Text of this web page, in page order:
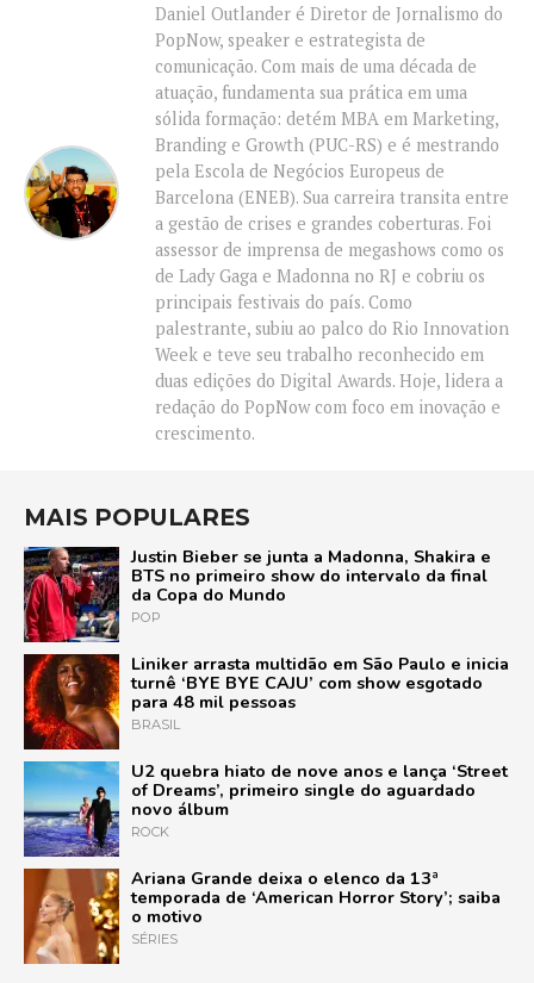
Daniel Outlander é Diretor de Jornalismo do
PopNow, speaker e estrategista de
comunicação. Com mais de uma década de
atuação, fundamenta sua prática em uma
sólida formação: detém MBA em Marketing,
Branding e Growth (PUC-RS) e é mestrando
pela Escola de Negócios Europeus de
Barcelona (ENEB). Sua carreira transita entre
a gestão de crises e grandes coberturas. Foi
assessor de imprensa de megashows como os
de Lady Gaga e Madonna no RJ e cobriu os
principais festivais do país. Como
palestrante, subiu ao palco do Rio Innovation
Week e teve seu trabalho reconhecido em
duas edições do Digital Awards. Hoje, lidera a
redação do PopNow com foco em inovação e
crescimento.
MAIS POPULARES
Justin Bieber se junta a Madonna, Shakira e
BTS no primeiro show do intervalo da final
da Copa do Mundo
POP
Liniker arrasta multidão em São Paulo e inicia
turnê ‘BYE BYE CAJU’ com show esgotado
para 48 mil pessoas
BRASIL
U2 quebra hiato de nove anos e lança ‘Street
of Dreams’, primeiro single do aguardado
novo álbum
ROCK
Ariana Grande deixa o elenco da 13ª
temporada de ‘American Horror Story’; saiba
o motivo
SÉRIES